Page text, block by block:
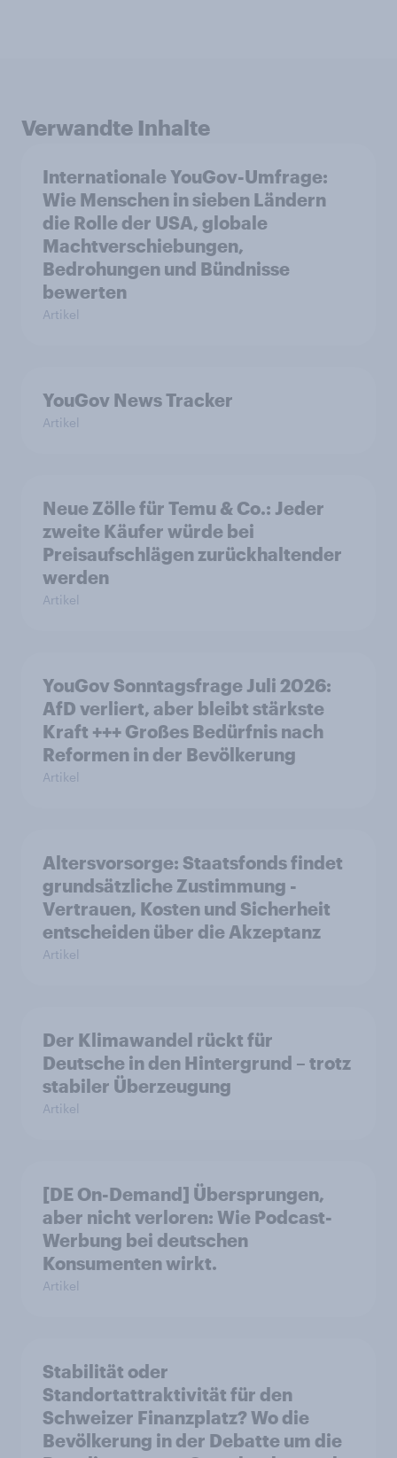
Verwandte Inhalte
Internationale YouGov-Umfrage:
Wie Menschen in sieben Ländern
die Rolle der USA, globale
Machtverschiebungen,
Bedrohungen und Bündnisse
bewerten
Artikel
YouGov News Tracker
Artikel
Neue Zölle für Temu & Co.: Jeder
zweite Käufer würde bei
Preisaufschlägen zurückhaltender
werden
Artikel
YouGov Sonntagsfrage Juli 2026:
AfD verliert, aber bleibt stärkste
Kraft +++ Großes Bedürfnis nach
Reformen in der Bevölkerung
Artikel
Altersvorsorge: Staatsfonds findet
grundsätzliche Zustimmung -
Vertrauen, Kosten und Sicherheit
entscheiden über die Akzeptanz
Artikel
Der Klimawandel rückt für
Deutsche in den Hintergrund – trotz
stabiler Überzeugung
Artikel
[DE On-Demand] Übersprungen,
aber nicht verloren: Wie Podcast-
Werbung bei deutschen
Konsumenten wirkt.
Artikel
Stabilität oder
Standortattraktivität für den
Schweizer Finanzplatz? Wo die
Bevölkerung in der Debatte um die